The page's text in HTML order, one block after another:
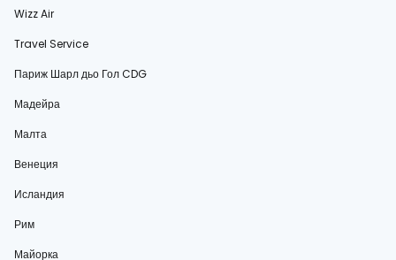
Wizz Air
Travel Service
Париж Шарл дьо Гол CDG
Мадейра
Малта
Венеция
Исландия
Рим
Майорка